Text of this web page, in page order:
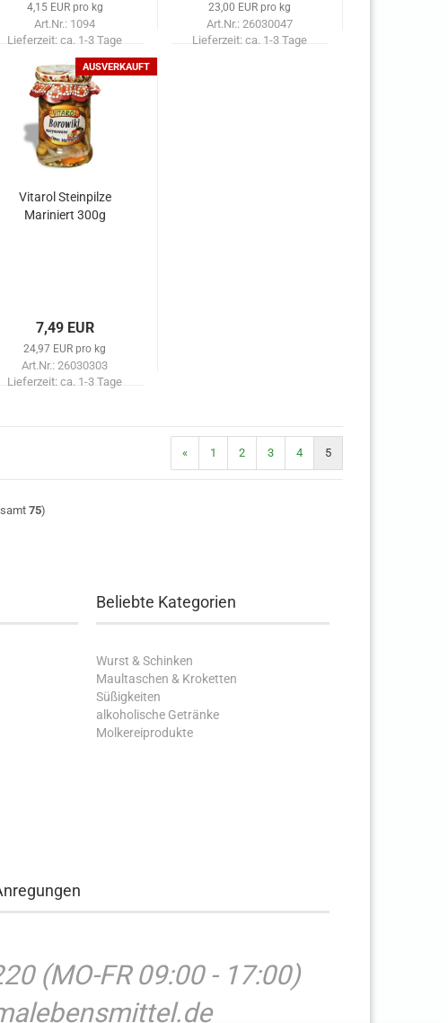
4,15 EUR pro kg
Art.Nr.: 1094
Lieferzeit:ca. 1-3 Tage
23,00 EUR pro kg
Art.Nr.: 26030047
Lieferzeit:ca. 1-3 Tage
AUSVERKAUFT
Vitarol Steinpilze
Mariniert 300g
7,49 EUR
24,97 EUR pro kg
Art.Nr.: 26030303
Lieferzeit:ca. 1-3 Tage
« 1 2 3 4 5
75)
Beliebte Kategorien
Wurst & Schinken
Maultaschen & Kroketten
Süßigkeiten
alkoholische Getränke
Molkereiprodukte
(MO-FR 09:00 - 17:00)